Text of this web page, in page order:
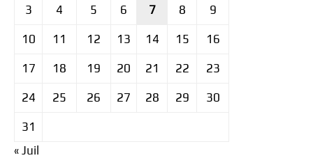
3 4 5 6 7 8 9
10 11 12 13 14 15 16
17 18 19 20 21 22 23
24 25 26 27 28 29 30
31
« Juil